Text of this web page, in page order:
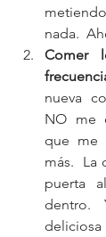
nada.
Comer
nueva
NO me
que me
más.  La
puerta
dentro.